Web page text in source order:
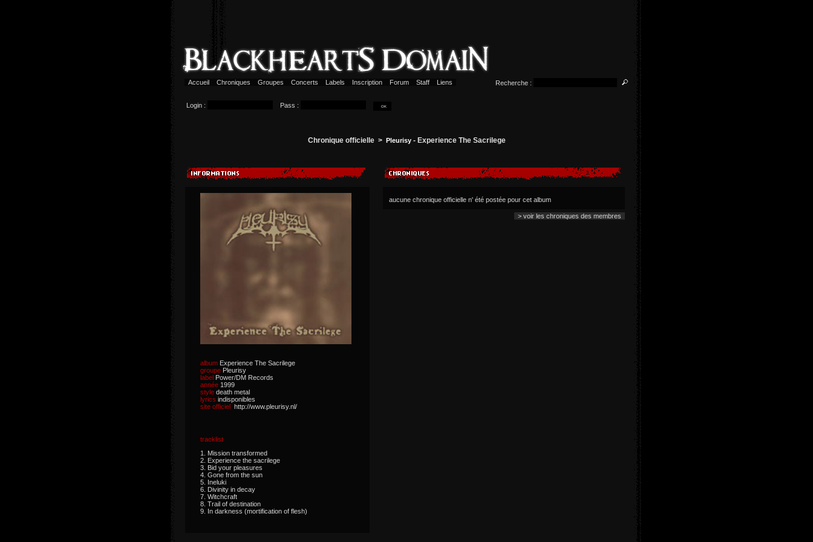
Accueil Chroniques Groupes Concerts Labels Inscription Forum Staff Liens Recherche :
Login : Pass :
Chronique officielle > Pleurisy- Experience The Sacrilege
album Experience The Sacrilege
groupe Pleurisy
label Power/DM Records
année 1999
style death metal
lyrics indisponibles
site officiel http://www.pleurisy.nl/
tracklist
1. Mission transformed
2. Experience the sacrilege
3. Bid your pleasures
4. Gone from the sun
5. Ineluki
6. Divinity in decay
7. Witchcraft
8. Trail of destination
9. In darkness (mortification of flesh)
aucune chronique officielle n' été postée pour cet album
> voir les chroniques des membres